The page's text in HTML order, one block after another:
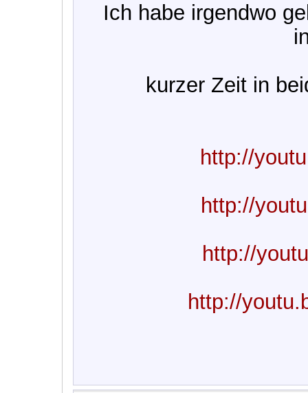
Ich habe irgendwo
kurzer Zeit in
http://
http://
http://
http://